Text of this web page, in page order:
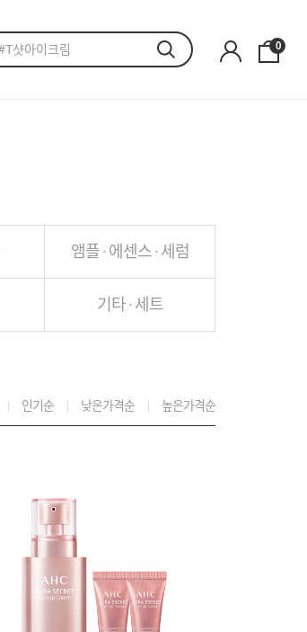
0
앰플 · 에센스 · 세럼
기타 · 세트
인기순 낮은가격순 높은가격순